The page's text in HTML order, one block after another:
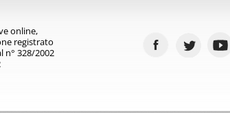
online,
registrato
n° 328/2002